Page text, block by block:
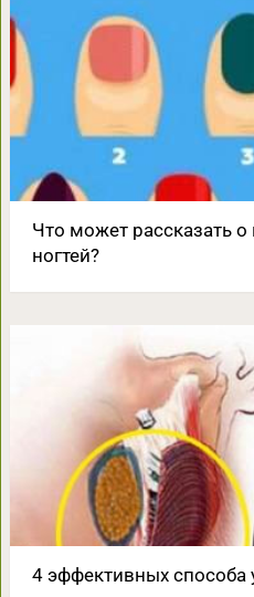
Что может рассказать
ногтей?
4 эффективных способа